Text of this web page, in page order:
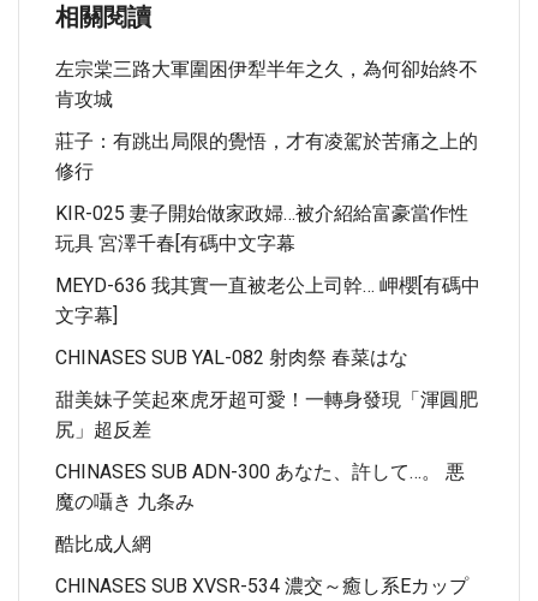
相關閱讀
左宗棠三路大軍圍困伊犁半年之久，為何卻始終不
肯攻城
莊子：有跳出局限的覺悟，才有凌駕於苦痛之上的
修行
KIR-025 妻子開始做家政婦…被介紹給富豪當作性
玩具 宮澤千春[有碼中文字幕
MEYD-636 我其實一直被老公上司幹… 岬櫻[有碼中
文字幕]
CHINASES SUB YAL-082 射肉祭 春菜はな
甜美妹子笑起來虎牙超可愛！一轉身發現「渾圓肥
尻」超反差
CHINASES SUB ADN-300 あなた、許して…。 悪
魔の囁き 九条み
酷比成人網
CHINASES SUB XVSR-534 濃交～癒し系Eカップ